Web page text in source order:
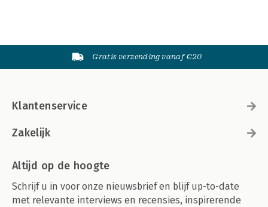
Gratis verzending vanaf €20
Klantenservice
Zakelijk
Altijd op de hoogte
Schrijf u in voor onze nieuwsbrief en blijf up-to-date
met relevante interviews en recensies, inspirerende